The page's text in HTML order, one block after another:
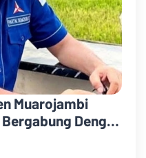
Muarojambi
Dengan